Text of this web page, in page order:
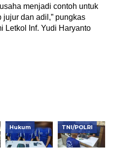
menjadi contoh untuk
dan adil,” pungkas
Letkol Inf. Yudi Haryanto
Hukum TNI/POLRI